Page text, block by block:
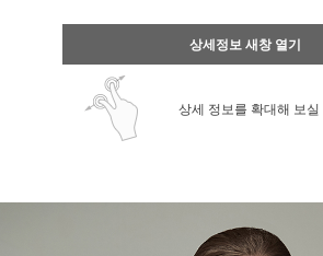
상세정보 새창 열기
상세 정보를 확대해 보